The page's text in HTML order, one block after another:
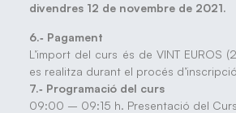
divendres 12 de novembre de 2021.
6.‐ Pagament
L’import del curs és de VINT EUROS
es realitza durant el procés
7.‐ Programació del curs
09:00 – 09:15 h. Presentació del